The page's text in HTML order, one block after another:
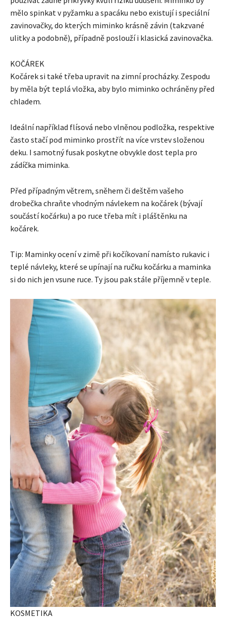
mělo spinkat v pyžamku a spacáku nebo existují i ​​speciální
zavinovačky, do kterých miminko krásně závin (takzvané
ulitky a podobně), případně poslouží i klasická zavinovačka.
KOČÁREK
Kočárek si také třeba upravit na zimní procházky. Zespodu
by měla být teplá vložka, aby bylo miminko ochráněny před
chladem.
Ideální například flísová nebo vlněnou podložka, respektive
často stačí pod miminko prostřít na více vrstev složenou
deku. I samotný fusak poskytne obvykle dost tepla pro
zádíčka miminka.
Před případným větrem, sněhem či deštěm vašeho
drobečka chraňte vhodným návlekem na kočárek (bývají
součástí kočárku) a po ruce třeba mít i pláštěnku na
kočárek.
Tip: Maminky ocení v zimě při kočíkovaní namísto rukavic i
teplé návleky, které se upínají na ručku kočárku a maminka
si do nich jen vsune ruce. Ty jsou pak stále příjemně v teple.
KOSMETIKA